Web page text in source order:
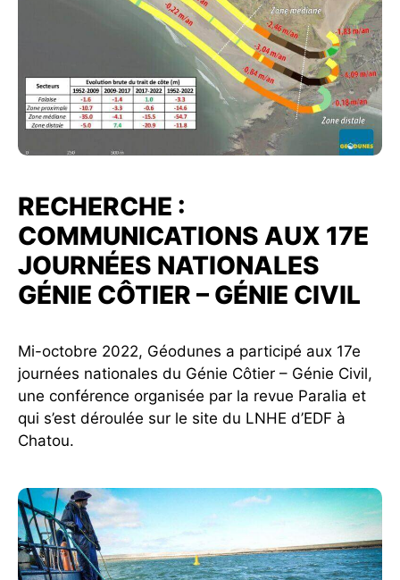
RECHERCHE :
COMMUNICATIONS AUX 17E
JOURNÉES NATIONALES
GÉNIE CÔTIER – GÉNIE CIVIL
Mi-octobre 2022, Géodunes a participé aux 17e
journées nationales du Génie Côtier – Génie Civil,
une conférence organisée par la revue Paralia et
qui s’est déroulée sur le site du LNHE d’EDF à
Chatou.